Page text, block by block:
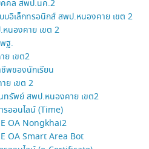
คคล สพป.นค.2
บบอิเล็กทรอนิกส์ สพป.หนองคาย เขต 2
นองคาย เขต 2
ฐ.
ย เขต2
พของนักเรียน
ย เขต 2
ทรัพย์ สพป.หนองคาย เขต2
รออนไลน์ (Time)
OA Nongkhai2
OA Smart Area Bot